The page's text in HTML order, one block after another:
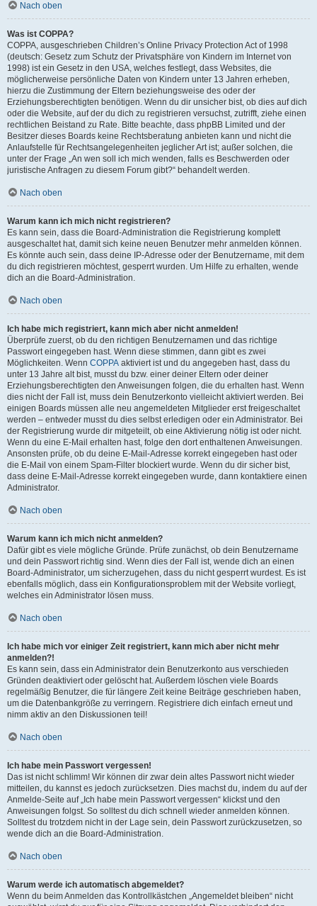
Nach oben
Was ist COPPA?
COPPA, ausgeschrieben Children’s Online Privacy Protection Act of 1998
(deutsch: Gesetz zum Schutz der Privatsphäre von Kindern im Internet von
1998) ist ein Gesetz in den USA, welches festlegt, dass Websites, die
möglicherweise persönliche Daten von Kindern unter 13 Jahren erheben,
hierzu die Zustimmung der Eltern beziehungsweise des oder der
Erziehungsberechtigten benötigen. Wenn du dir unsicher bist, ob dies auf dich
oder die Website, auf der du dich zu registrieren versuchst, zutrifft, ziehe einen
rechtlichen Beistand zu Rate. Bitte beachte, dass phpBB Limited und der
Besitzer dieses Boards keine Rechtsberatung anbieten kann und nicht die
Anlaufstelle für Rechtsangelegenheiten jeglicher Art ist; außer solchen, die
unter der Frage „An wen soll ich mich wenden, falls es Beschwerden oder
juristische Anfragen zu diesem Forum gibt?“ behandelt werden.
Nach oben
Warum kann ich mich nicht registrieren?
Es kann sein, dass die Board-Administration die Registrierung komplett
ausgeschaltet hat, damit sich keine neuen Benutzer mehr anmelden können.
Es könnte auch sein, dass deine IP-Adresse oder der Benutzername, mit dem
du dich registrieren möchtest, gesperrt wurden. Um Hilfe zu erhalten, wende
dich an die Board-Administration.
Nach oben
Ich habe mich registriert, kann mich aber nicht anmelden!
Überprüfe zuerst, ob du den richtigen Benutzernamen und das richtige
Passwort eingegeben hast. Wenn diese stimmen, dann gibt es zwei
Möglichkeiten. Wenn COPPA aktiviert ist und du angegeben hast, dass du
unter 13 Jahre alt bist, musst du bzw. einer deiner Eltern oder deiner
Erziehungsberechtigten den Anweisungen folgen, die du erhalten hast. Wenn
dies nicht der Fall ist, muss dein Benutzerkonto vielleicht aktiviert werden. Bei
einigen Boards müssen alle neu angemeldeten Mitglieder erst freigeschaltet
werden – entweder musst du dies selbst erledigen oder ein Administrator. Bei
der Registrierung wurde dir mitgeteilt, ob eine Aktivierung nötig ist oder nicht.
Wenn du eine E-Mail erhalten hast, folge den dort enthaltenen Anweisungen.
Ansonsten prüfe, ob du deine E-Mail-Adresse korrekt eingegeben hast oder
die E-Mail von einem Spam-Filter blockiert wurde. Wenn du dir sicher bist,
dass deine E-Mail-Adresse korrekt eingegeben wurde, dann kontaktiere einen
Administrator.
Nach oben
Warum kann ich mich nicht anmelden?
Dafür gibt es viele mögliche Gründe. Prüfe zunächst, ob dein Benutzername
und dein Passwort richtig sind. Wenn dies der Fall ist, wende dich an einen
Board-Administrator, um sicherzugehen, dass du nicht gesperrt wurdest. Es ist
ebenfalls möglich, dass ein Konfigurationsproblem mit der Website vorliegt,
welches ein Administrator lösen muss.
Nach oben
Ich habe mich vor einiger Zeit registriert, kann mich aber nicht mehr
anmelden?!
Es kann sein, dass ein Administrator dein Benutzerkonto aus verschieden
Gründen deaktiviert oder gelöscht hat. Außerdem löschen viele Boards
regelmäßig Benutzer, die für längere Zeit keine Beiträge geschrieben haben,
um die Datenbankgröße zu verringern. Registriere dich einfach erneut und
nimm aktiv an den Diskussionen teil!
Nach oben
Ich habe mein Passwort vergessen!
Das ist nicht schlimm! Wir können dir zwar dein altes Passwort nicht wieder
mitteilen, du kannst es jedoch zurücksetzen. Dies machst du, indem du auf der
Anmelde-Seite auf „Ich habe mein Passwort vergessen“ klickst und den
Anweisungen folgst. So solltest du dich schnell wieder anmelden können.
Solltest du trotzdem nicht in der Lage sein, dein Passwort zurückzusetzen, so
wende dich an die Board-Administration.
Nach oben
Warum werde ich automatisch abgemeldet?
Wenn du beim Anmelden das Kontrollkästchen „Angemeldet bleiben“ nicht